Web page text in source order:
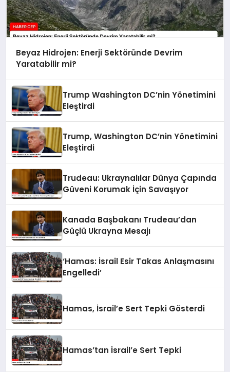
Beyaz Hidrojen: Enerji Sektöründe Devrim
Yaratabilir mi?
Trump Washington DC’nin Yönetimini
Eleştirdi
Trump, Washington DC’nin Yönetimini
Eleştirdi
Trudeau: Ukraynalılar Dünya Çapında
Güveni Korumak İçin Savaşıyor
Kanada Başbakanı Trudeau’dan
Güçlü Ukrayna Mesajı
‘Hamas: İsrail Esir Takas Anlaşmasını
Engelledi’
Hamas, İsrail’e Sert Tepki Gösterdi
Hamas’tan İsrail’e Sert Tepki